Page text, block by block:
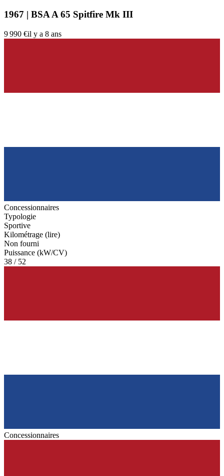
1967 | BSA A 65 Spitfire Mk III
9 990 €il y a 8 ans
Concessionnaires
Typologie
Sportive
Kilométrage (lire)
Non fourni
Puissance (kW/CV)
38 / 52
Concessionnaires